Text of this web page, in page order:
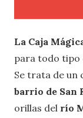
La Caja
para todo tipo
Se trata de un
barrio de San
orillas del río